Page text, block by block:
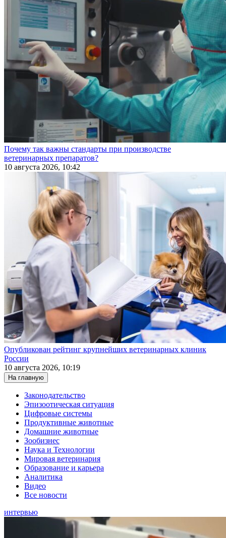
Почему так важны стандарты при производстве
ветеринарных препаратов?
10 августа 2026, 10:42
Опубликован рейтинг крупнейших ветеринарных клиник
России
10 августа 2026, 10:19
На главную
Законодательство
Эпизоотическая ситуация
Цифровые системы
Продуктивные животные
Домашние животные
Зообизнес
Наука и Технологии
Мировая ветеринария
Образование и карьера
Аналитика
Видео
Все новости
интервью